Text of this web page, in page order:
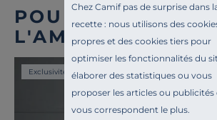
Chez Camif pas de surprise dans
recette : nous utilisons des
propres et des cookies tiers pour
optimiser les fonctionnalités du
élaborer des statistiques ou vous
proposer les articles ou publicités
vous correspondent le plus.
POUR
L'AMBIANCE
Exclusivité